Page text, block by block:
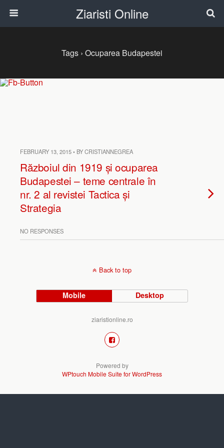
Ziaristi Online
Tags › Ocuparea Budapestei
FEBRUARY 13, 2015 • BY CRISTIANNEGREA
Războiul din 1919 și ocuparea
Budapestei – teme centrale în
nr. 2 al revistei Tactica și
Strategia
NO RESPONSES
Back to top
Mobile Desktop
ziaristionline.ro
Powered by
WPtouch Mobile Suite for WordPress